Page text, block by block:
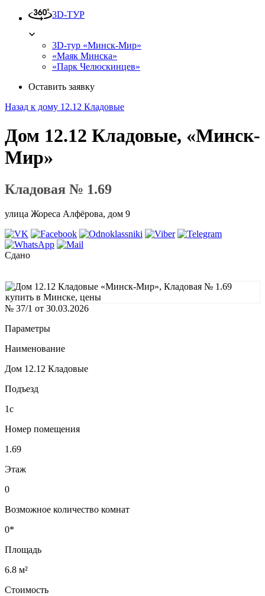
3D-ТУР
3D-тур «Минск-Мир»
«Маяк Минска»
«Парк Челюскинцев»
Оставить заявку
Назад к дому 12.12 Кладовые
Дом 12.12 Кладовые, «Минск-
Мир»
Кладовая № 1.69
улица Жореса Алфёрова, дом 9
Сдано
№ 37/1 от 30.03.2026
Параметры
Наименование
Дом 12.12 Кладовые
Подъезд
1с
Номер помещения
1.69
Этаж
0
Возможное количество комнат
0*
Площадь
6.8 м²
Стоимость